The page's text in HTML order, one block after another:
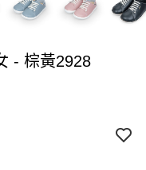
- 棕黃2928